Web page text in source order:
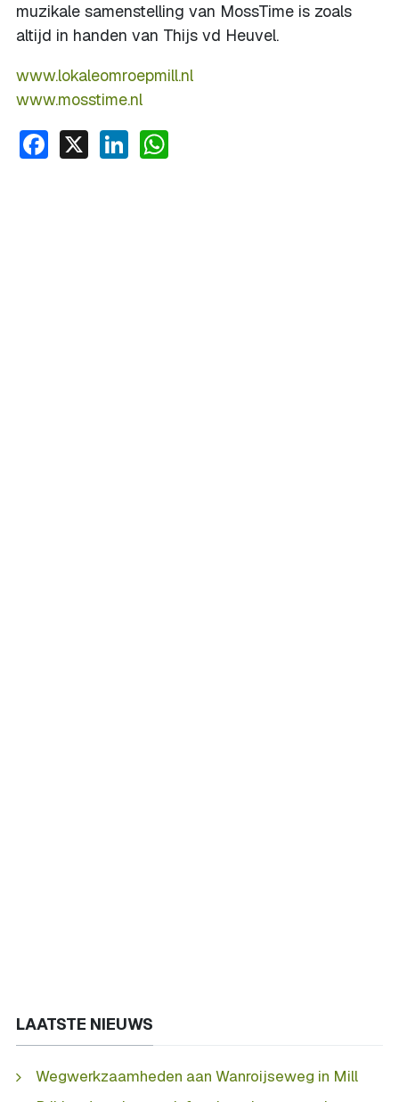
muzikale samenstelling van MossTime is zoals
altijd in handen van Thijs vd Heuvel.
www.lokaleomroepmill.nl
www.mosstime.nl
Facebook
X LinkedIn
LAATSTE NIEUWS
Wegwerkzaamheden aan Wanroijseweg in Mill